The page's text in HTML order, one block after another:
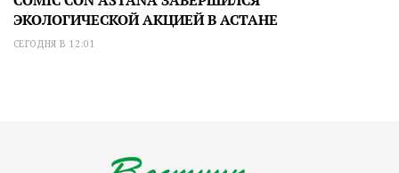
ЭКОЛОГИЧЕСКОЙ АКЦИЕЙ В АСТАНЕ
СЕГОДНЯ В 12:01